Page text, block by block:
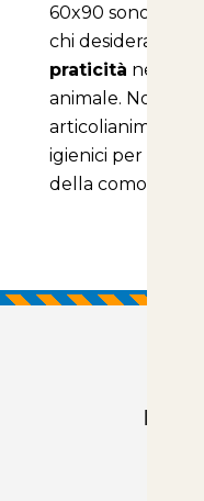
60x90 sono un
chi desidera unire
praticità nella
animale. Non
articolianimali.net
igienici per offrire
della comodità!